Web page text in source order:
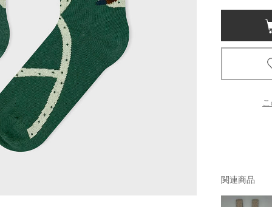
ト
京都
書店
蔦屋
枚方
関連商品